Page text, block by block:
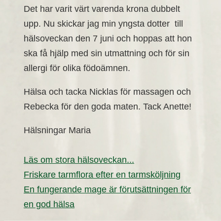
Det har varit värt varenda krona dubbelt
upp. Nu skickar jag min yngsta dotter till
hälsoveckan den 7 juni och hoppas att hon
ska få hjälp med sin utmattning och för sin
allergi för olika födoämnen.
Hälsa och tacka Nicklas för massagen och
Rebecka för den goda maten. Tack Anette!
Hälsningar Maria
Läs om stora hälsoveckan...
Friskare tarmflora efter en tarmsköljning
En fungerande mage är förutsättningen för
en god hälsa